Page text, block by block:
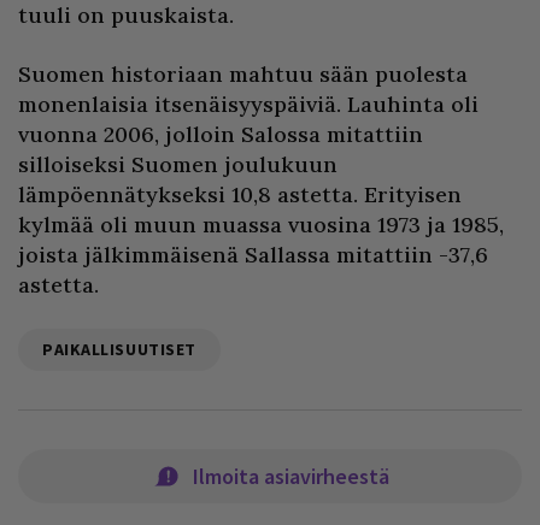
tuuli on puuskaista.
Suomen historiaan mahtuu sään puolesta
monenlaisia itsenäisyyspäiviä. Lauhinta oli
vuonna 2006, jolloin Salossa mitattiin
silloiseksi Suomen joulukuun
lämpöennätykseksi 10,8 astetta. Erityisen
kylmää oli muun muassa vuosina 1973 ja 1985,
joista jälkimmäisenä Sallassa mitattiin -37,6
astetta.
PAIKALLISUUTISET
Ilmoita asiavirheestä